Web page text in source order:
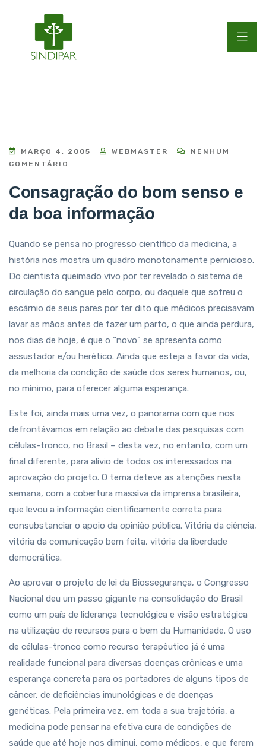
MARÇO 4, 2005 WEBMASTER
NENHUM
COMENTÁRIO
Consagração do bom senso e
da boa informação
Quando se pensa no progresso científico da medicina, a
história nos mostra um quadro monotonamente pernicioso.
Do cientista queimado vivo por ter revelado o sistema de
circulação do sangue pelo corpo, ou daquele que sofreu o
escárnio de seus pares por ter dito que médicos precisavam
lavar as mãos antes de fazer um parto, o que ainda perdura,
nos dias de hoje, é que o “novo” se apresenta como
assustador e/ou herético. Ainda que esteja a favor da vida,
da melhoria da condição de saúde dos seres humanos, ou,
no mínimo, para oferecer alguma esperança.
Este foi, ainda mais uma vez, o panorama com que nos
defrontávamos em relação ao debate das pesquisas com
células-tronco, no Brasil – desta vez, no entanto, com um
final diferente, para alívio de todos os interessados na
aprovação do projeto. O tema deteve as atenções nesta
semana, com a cobertura massiva da imprensa brasileira,
que levou a informação cientificamente correta para
consubstanciar o apoio da opinião pública. Vitória da ciência,
vitória da comunicação bem feita, vitória da liberdade
democrática.
Ao aprovar o projeto de lei da Biossegurança, o Congresso
Nacional deu um passo gigante na consolidação do Brasil
como um país de liderança tecnológica e visão estratégica
na utilização de recursos para o bem da Humanidade. O uso
de células-tronco como recurso terapêutico já é uma
realidade funcional para diversas doenças crônicas e uma
esperança concreta para os portadores de alguns tipos de
câncer, de deficiências imunológicas e de doenças
genéticas. Pela primeira vez, em toda a sua trajetória, a
medicina pode pensar na efetiva cura de condições de
saúde que até hoje nos diminui, como médicos, e que ferem